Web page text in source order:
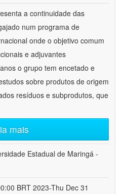
a continuidade das
num programa de
onde o objetivo comum
e adjuvantes
o grupo tem encetado e
sobre produtos de origem
resíduos e subprodutos, que
mais
Estadual de Maringá -
BRT 2023-Thu Dec 31